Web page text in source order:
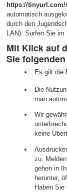
https://
automatisch
durch den
LAN). Surfen Sie im
Mit Klick auf
Sie
Es gilt die
Die
man
Wir
keine
zu.
gehen in
herunter,
Haben